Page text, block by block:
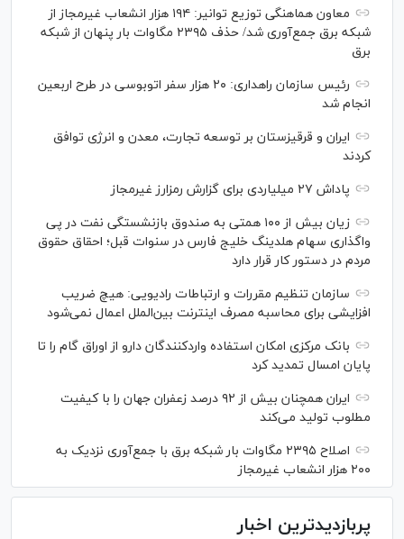
معاون هماهنگی توزیع توانیر: ۱۹۴ هزار انشعاب غیرمجاز از
شبکه برق جمع‌آوری شد/ حذف ۲۳۹۵ مگاوات بار پنهان از شبکه
برق
رئیس سازمان راهداری: ۲۰ هزار سفر اتوبوسی در طرح اربعین
انجام شد
ایران و قرقیزستان بر توسعه تجارت، معدن و انرژی توافق
کردند
پاداش ۲۷ میلیاردی برای گزارش رمزارز غیرمجاز
زیان بیش از ۱۰۰ همتی به صندوق بازنشستگی نفت در پی
واگذاری سهام هلدینگ خلیج فارس در سنوات قبل؛ احقاق حقوق
مردم در دستور کار قرار دارد
سازمان تنظیم مقررات و ارتباطات رادیویی: هیچ ضریب
افزایشی برای محاسبه مصرف اینترنت بین‌الملل اعمال نمی‌شود
بانک مرکزی امکان استفاده واردکنندگان دارو از اوراق گام را تا
پایان امسال تمدید کرد
ایران همچنان بیش از ۹۲ درصد زعفران جهان را با کیفیت
مطلوب تولید می‌کند
اصلاح ۲۳۹۵ مگاوات بار شبکه برق با جمع‌آوری نزدیک به
۲۰۰ هزار انشعاب غیرمجاز
پربازدیدترین اخبار